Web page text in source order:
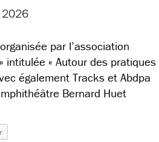
2026
par l’association
intitulée « Autour des pratiques
également Tracks et Abdpa
Bernard Huet